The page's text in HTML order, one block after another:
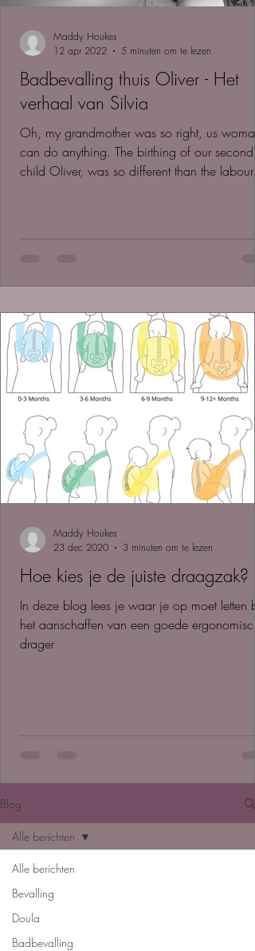
Badbevalling thuis Oliver - Het
verhaal van Silvia
Oh, my grandmother was so right, us woman
can do anything. The birthing of our second
child Oliver, was so different than the labour
Maddy Houkes
12 apr 2022
5 minuten om te lezen
Hoe kies je de juiste draagzak?
In deze blog lees je waar je op moet letten bij
het aanschaffen van een goede
drager
Maddy Houkes
23 dec 2020
3 minuten om te lezen
Blog
Alle berichten
Bevalling
Doula
Badbevalling
Alle berichten